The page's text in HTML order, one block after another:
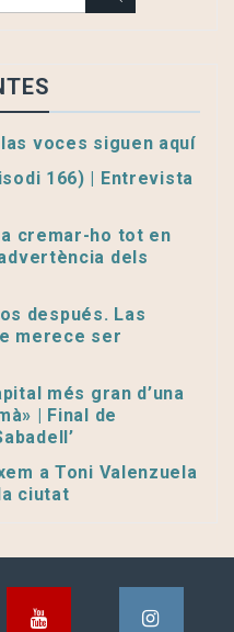
voces siguen aquí
166) | Entrevista
cremar-ho tot en
dels
después. Las
merece ser
més gran d’una
| Final de
a Toni Valenzuela
ciutat